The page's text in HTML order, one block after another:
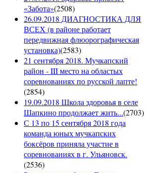
«Забота»(2508)
26.09.2018 ДИАГНОСТИКА ДЛЯ
ВСЕХ (в районе работает
передвижная флюорографическая
установка)(2583)
21 сентября 2018. Мучкапский
район - III место на областых
соревнованиях по русской лапте!
(2854)
19.09.2018 Школа здоровья в селе
Шапкино продолжает жить...(2703)
С 13 по 15 сентября 2018 года
команда юных мучкапских
боксёров приняла участие в
соревнованиях в г. Ульяновск.
(2536)